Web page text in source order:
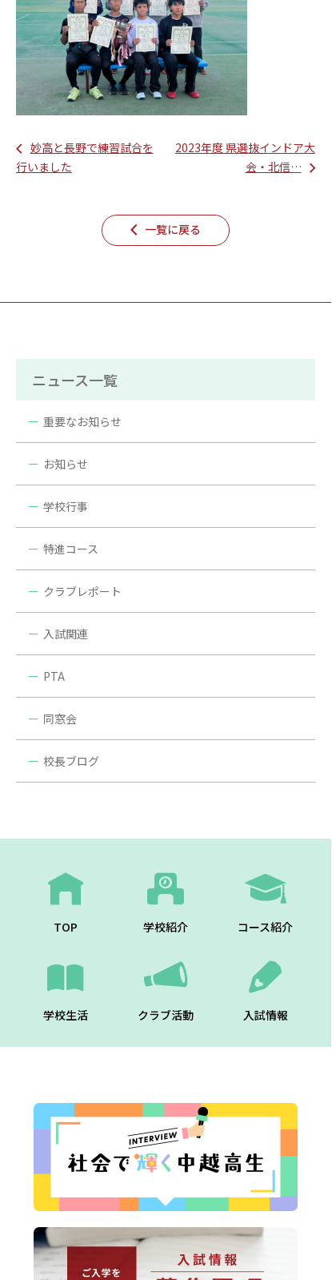
妙高と長野で練習試合を
行いました
2023年度 県選抜インドア大
会・北信…
一覧に戻る
ニュース一覧
重要なお知らせ
お知らせ
学校行事
特進コース
クラブレポート
入試関連
PTA
同窓会
校長ブログ
TOP 学校紹介 コース紹介
学校生活 クラブ活動 入試情報